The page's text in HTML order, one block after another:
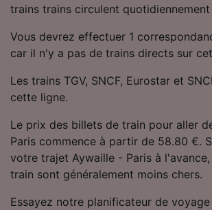
trains trains circulent
Vous devrez effectuer 1
car il n'y a pas de trains directs sur
Les trains TGV, SNCF, Eurostar et
cette ligne.
Le prix des billets de train pour aller
Paris commence à partir de 58.80 €.
votre trajet Aywaille - Paris à
train sont généralement moins chers.
Essayez notre planificateur de